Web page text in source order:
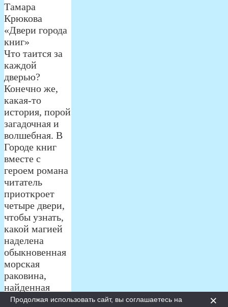
×
Продолжая использовать сайт, вы соглашаетесь на
Тамара
Крюкова
«Двери города
книг»
Что таится за
каждой
дверью?
Конечно же,
какая-то
история, порой
загадочная и
волшебная. В
Городе книг
вместе с
героем романа
читатель
приоткроет
четыре двери,
чтобы узнать,
какой магией
наделена
обыкновенная
морская
раковина,
найденная
ночью на